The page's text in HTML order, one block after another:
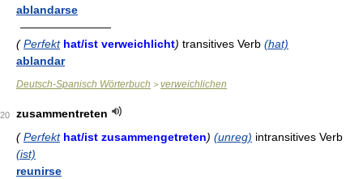
ablandarse
————————
( Perfekt hat/ist verweichlicht) transitives Verb (hat)
ablandar
Deutsch-Spanisch Wörterbuch > verweichlichen
20
zusammentreten
( Perfekt hat/ist zusammengetreten) (unreg) intransitives Verb
(ist)
reunirse